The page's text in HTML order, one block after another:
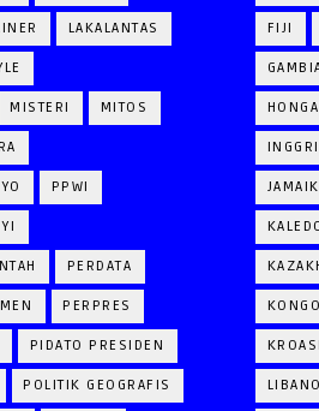
LAKALANTAS
MISTERI MITOS
PPWI
PERDATA
PERPRES
PIDATO PRESIDEN
POLITIK GEOGRAFIS
FIJI